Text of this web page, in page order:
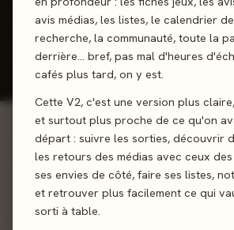
avis médias, les listes, le calendrier
recherche, la communauté, toute la
derrière… bref, pas mal d'heures
cafés plus tard, on y est.
Cette V2, c'est une version plus
et surtout plus proche de ce qu'on
départ : suivre les sorties, découvrir
les retours des médias avec ceux
ses envies de côté, faire ses listes,
et retrouver plus facilement ce qui
sorti à table.
J'ai joué Envie de jouer
Donner mon avis
01 - LE JEU
Plongez dans une traque haletante aux
! L'une, Angela Farbank, veut encaisser
l'autre, Jessah Hope, la recherche et